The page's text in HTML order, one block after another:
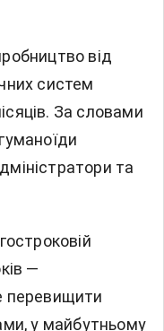
від
систем
За словами
та
—
перевищити
у майбутньому